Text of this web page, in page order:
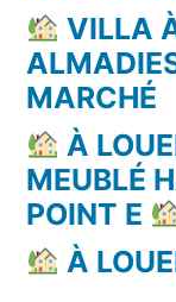
VILLA
MARCHÉ
À
MEUBLÉ
POINT E
À